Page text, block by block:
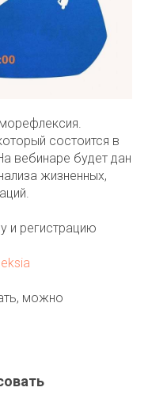
состоится в
вебинаре будет дан
жизненных,
и регистрацию
можно